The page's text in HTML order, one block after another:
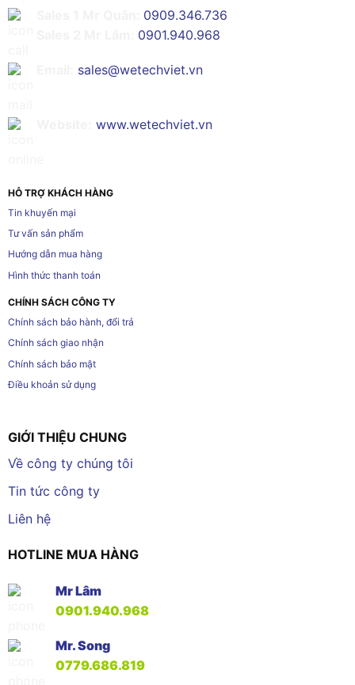
0909.346.736
0901.940.968
sales@wetechviet.vn
www.wetechviet.vn
HỖ TRỢ KHÁCH HÀNG
Tin khuyến mại
Tư vấn sản phẩm
Hướng dẫn mua hàng
Hình thức thanh toán
CHÍNH SÁCH CÔNG TY
Chính sách bảo hành, đổi trả
Chính sách giao nhận
Chính sách bảo mật
Điều khoản sử dụng
GIỚI THIỆU CHUNG
Về công ty chúng tôi
Tin tức công ty
Liên hệ
HOTLINE MUA HÀNG
Mr Lâm
0901.940.968
Mr. Song
0779.686.819